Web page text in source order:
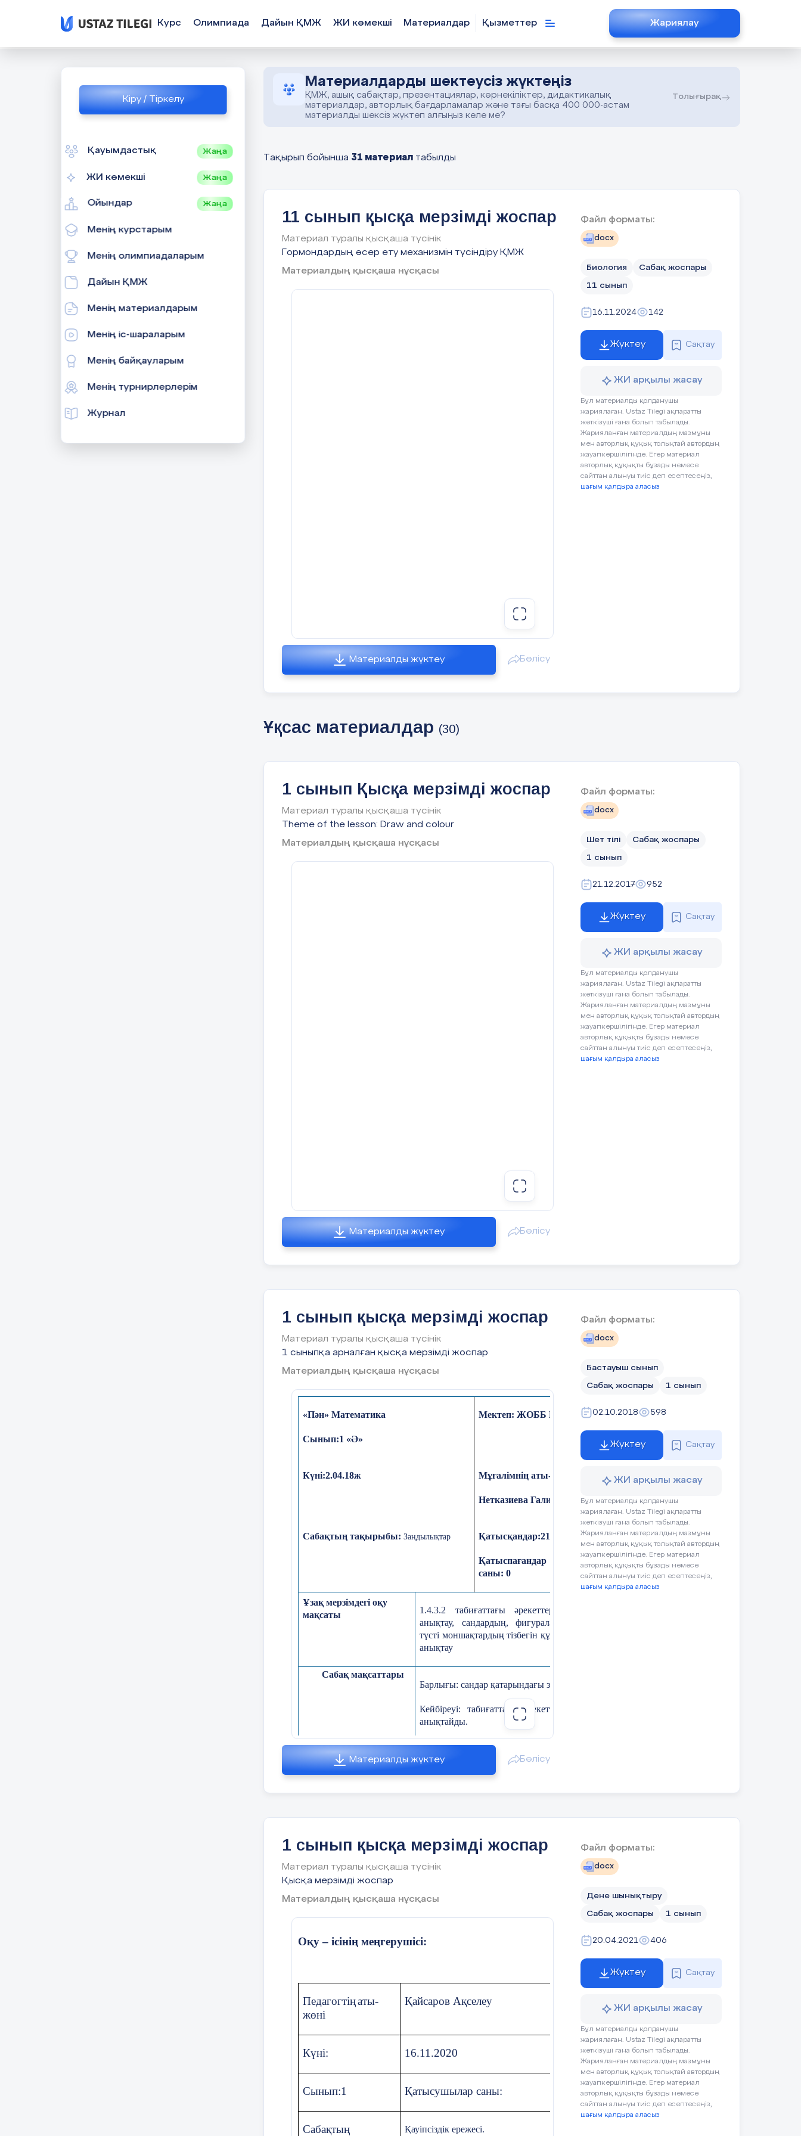
Кіру / Тіркелу
Қауымдастық Жаңа
ЖИ көмекші Жаңа
Ойындар Жаңа
Менің курстарым
Менің олимпиадаларым
Дайын ҚМЖ
Менің материалдарым
Менің іс-шараларым
Менің байқауларым
Менің турнирлерлерім
Журнал
Курс Олимпиада Дайын ҚМЖ ЖИ көмекші Материалдар Қызметтер Жариялау
Материалдарды шектеусіз жүктеңіз
ҚМЖ, ашық сабақтар, презентациялар, көрнекіліктер, дидактикалық
материалдар, авторлық бағдарламалар және тағы басқа 400 000-астам
материалды шексіз жүктеп алғыңыз келе ме?
Толығырақ
Тақырып бойынша 31 материал табылды
11 сынып қысқа мерзімді жоспар
Материал туралы қысқаша түсінік
Гормондардың әсер ету механизмін түсіндіру ҚМЖ
Материалдың қысқаша нұсқасы
Материалды жүктеу Бөлісу
Файл форматы:
docx
Биология Сабақ жоспары
11 сынып
16.11.2024 142
Жүктеу Сақтау
ЖИ арқылы жасау
Бұл материалды қолданушы
жариялаған. Ustaz Tilegi ақпаратты
жеткізуші ғана болып табылады.
Жарияланған материалдың мазмұны
мен авторлық құқық толықтай автордың
жауапкершілігінде. Егер материал
авторлық құқықты бұзады немесе
сайттан алынуы тиіс деп есептесеңіз,
шағым қалдыра аласыз
Ұқсас материалдар (30)
1 сынып Қысқа мерзімді жоспар
Материал туралы қысқаша түсінік
Theme of the lesson: Draw and colour
Материалдың қысқаша нұсқасы
Материалды жүктеу Бөлісу
Файл форматы:
docx
Шет тілі Сабақ жоспары
1 сынып
21.12.2017 952
Жүктеу Сақтау
ЖИ арқылы жасау
Бұл материалды қолданушы
жариялаған. Ustaz Tilegi ақпаратты
жеткізуші ғана болып табылады.
Жарияланған материалдың мазмұны
мен авторлық құқық толықтай автордың
жауапкершілігінде. Егер материал
авторлық құқықты бұзады немесе
сайттан алынуы тиіс деп есептесеңіз,
шағым қалдыра аласыз
1 сынып қысқа мерзімді жоспар
Материал туралы қысқаша түсінік
1 сыныпқа арналған қысқа мерзімді жоспар
Материалдың қысқаша нұсқасы
«Пән» Математика
Сынып:1 «Ә»
Мектеп: ЖОББ Қ.Сәтбаев атындағы
Күні:2.04.18ж Мұғалімнің аты-жөні :
Нетказиева Галия Хамитовна
Сабақтың тақырыбы: Заңдылықтар Қатысқандар:21
Қатыспағандар
саны: 0
Ұзақ мерзімдегі оқу
мақсаты
1.4.3.2 табиғаттағы әрекеттердің және күйлердің тізбегін
анықтау, сандардың, фигуралардың, ойыншықтардың, түрлі
түсті моншақтардың тізбегін құру және заңдылықтың бұзылуын
анықтау
Сабақ мақсаттары
Барлығы: сандар қатарындағы заңдылықтарды анықтайды.
Кейбіреуі: табиғаттағы әрекеттердің және күйлердің тізбегін
анықтайды.
Көпшілігі: фигуралардың,моншақтардың тізбегін құру
заңдылықтарын біледі.
-20 көлеміндегі сандарды тізбектей орналастырады.
- тізбектердің заңдылығын анықтайды және жалғастырады.
Тілдік мақсат
Заңдылықтар
Құндылықтарды
дарыту
техника
қауіпсіздігінің
байланыстар
Көркем еңбек
болса көрсетіңіз)
Сабақ АКТ дағдысы дамытуға ықпал етеді
білім
Фигуралар туралы біледі,сандардың қатарын ажыратады.
Сабақбарысы
Материалды жүктеу Бөлісу
Файл форматы:
docx
Бастауыш сынып
Сабақ жоспары 1 сынып
02.10.2018 598
Жүктеу Сақтау
ЖИ арқылы жасау
Бұл материалды қолданушы
жариялаған. Ustaz Tilegi ақпаратты
жеткізуші ғана болып табылады.
Жарияланған материалдың мазмұны
мен авторлық құқық толықтай автордың
жауапкершілігінде. Егер материал
авторлық құқықты бұзады немесе
сайттан алынуы тиіс деп есептесеңіз,
шағым қалдыра аласыз
1 сынып қысқа мерзімді жоспар
Материал туралы қысқаша түсінік
Қысқа мерзімді жоспар
Материалдың қысқаша нұсқасы
Оқу – ісінің меңгерушісі:
Педагогтіңаты-
жөні
Қайсаров Ақселеу
Күні: 16.11.2020
Сынып:1 Қатысушылар саны:
Сабақтың Қауіпсіздік ережесі.
Файл форматы:
docx
Дене шынықтыру
Сабақ жоспары 1 сынып
20.04.2021 406
Жүктеу Сақтау
ЖИ арқылы жасау
Бұл материалды қолданушы
жариялаған. Ustaz Tilegi ақпаратты
жеткізуші ғана болып табылады.
Жарияланған материалдың мазмұны
мен авторлық құқық толықтай автордың
жауапкершілігінде. Егер материал
авторлық құқықты бұзады немесе
сайттан алынуы тиіс деп есептесеңіз,
шағым қалдыра аласыз